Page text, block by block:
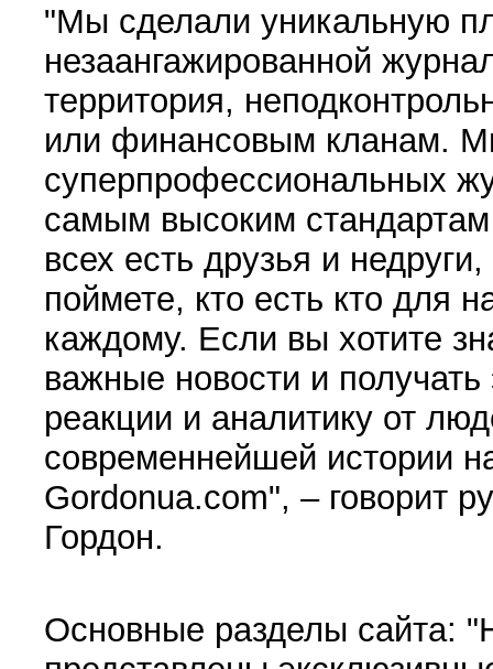
"Мы сделали уникальную
незаангажированной
территория,
или финансовым кланам.
суперпрофессиональных
самым высоким
всех есть друзья и
поймете, кто есть кто для
каждому. Если вы хотите
важные новости и
реакции и аналитику от
современнейшей истории
Gordonua.com", – говорит
Гордон.
Основные разделы сайта: